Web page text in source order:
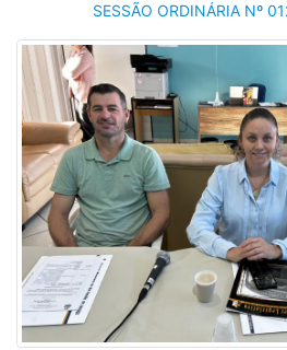
SESSÃO ORDINÁRIA Nº